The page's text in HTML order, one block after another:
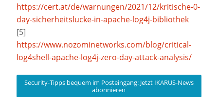
https://cert.at/de/warnungen/2021/12/kritische-0-
day-sicherheitslucke-in-apache-log4j-bibliothek
[5]
https://www.nozominetworks.com/blog/critical-
log4shell-apache-log4j-zero-day-attack-analysis/
Security-Tipps bequem im Posteingang: Jetzt IKARUS-News
abonnieren